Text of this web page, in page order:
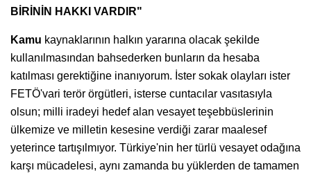
BİRİNİN HAKKI VARDIR"
Kamu kaynaklarının halkın yararına olacak şekilde
kullanılmasından bahsederken bunların da hesaba
katılması gerektiğine inanıyorum. İster sokak olayları ister
FETÖ'vari terör örgütleri, isterse cuntacılar vasıtasıyla
olsun; milli iradeyi hedef alan vesayet teşebbüslerinin
ülkemize ve milletin kesesine verdiği zarar maalesef
yeterince tartışılmıyor. Türkiye'nin her türlü vesayet odağına
karşı mücadelesi, aynı zamanda bu yüklerden de tamamen